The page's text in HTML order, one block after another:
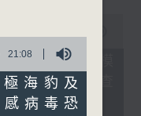
兵遇大規模
規供民眾查
21:08
海豹及
病毒恐